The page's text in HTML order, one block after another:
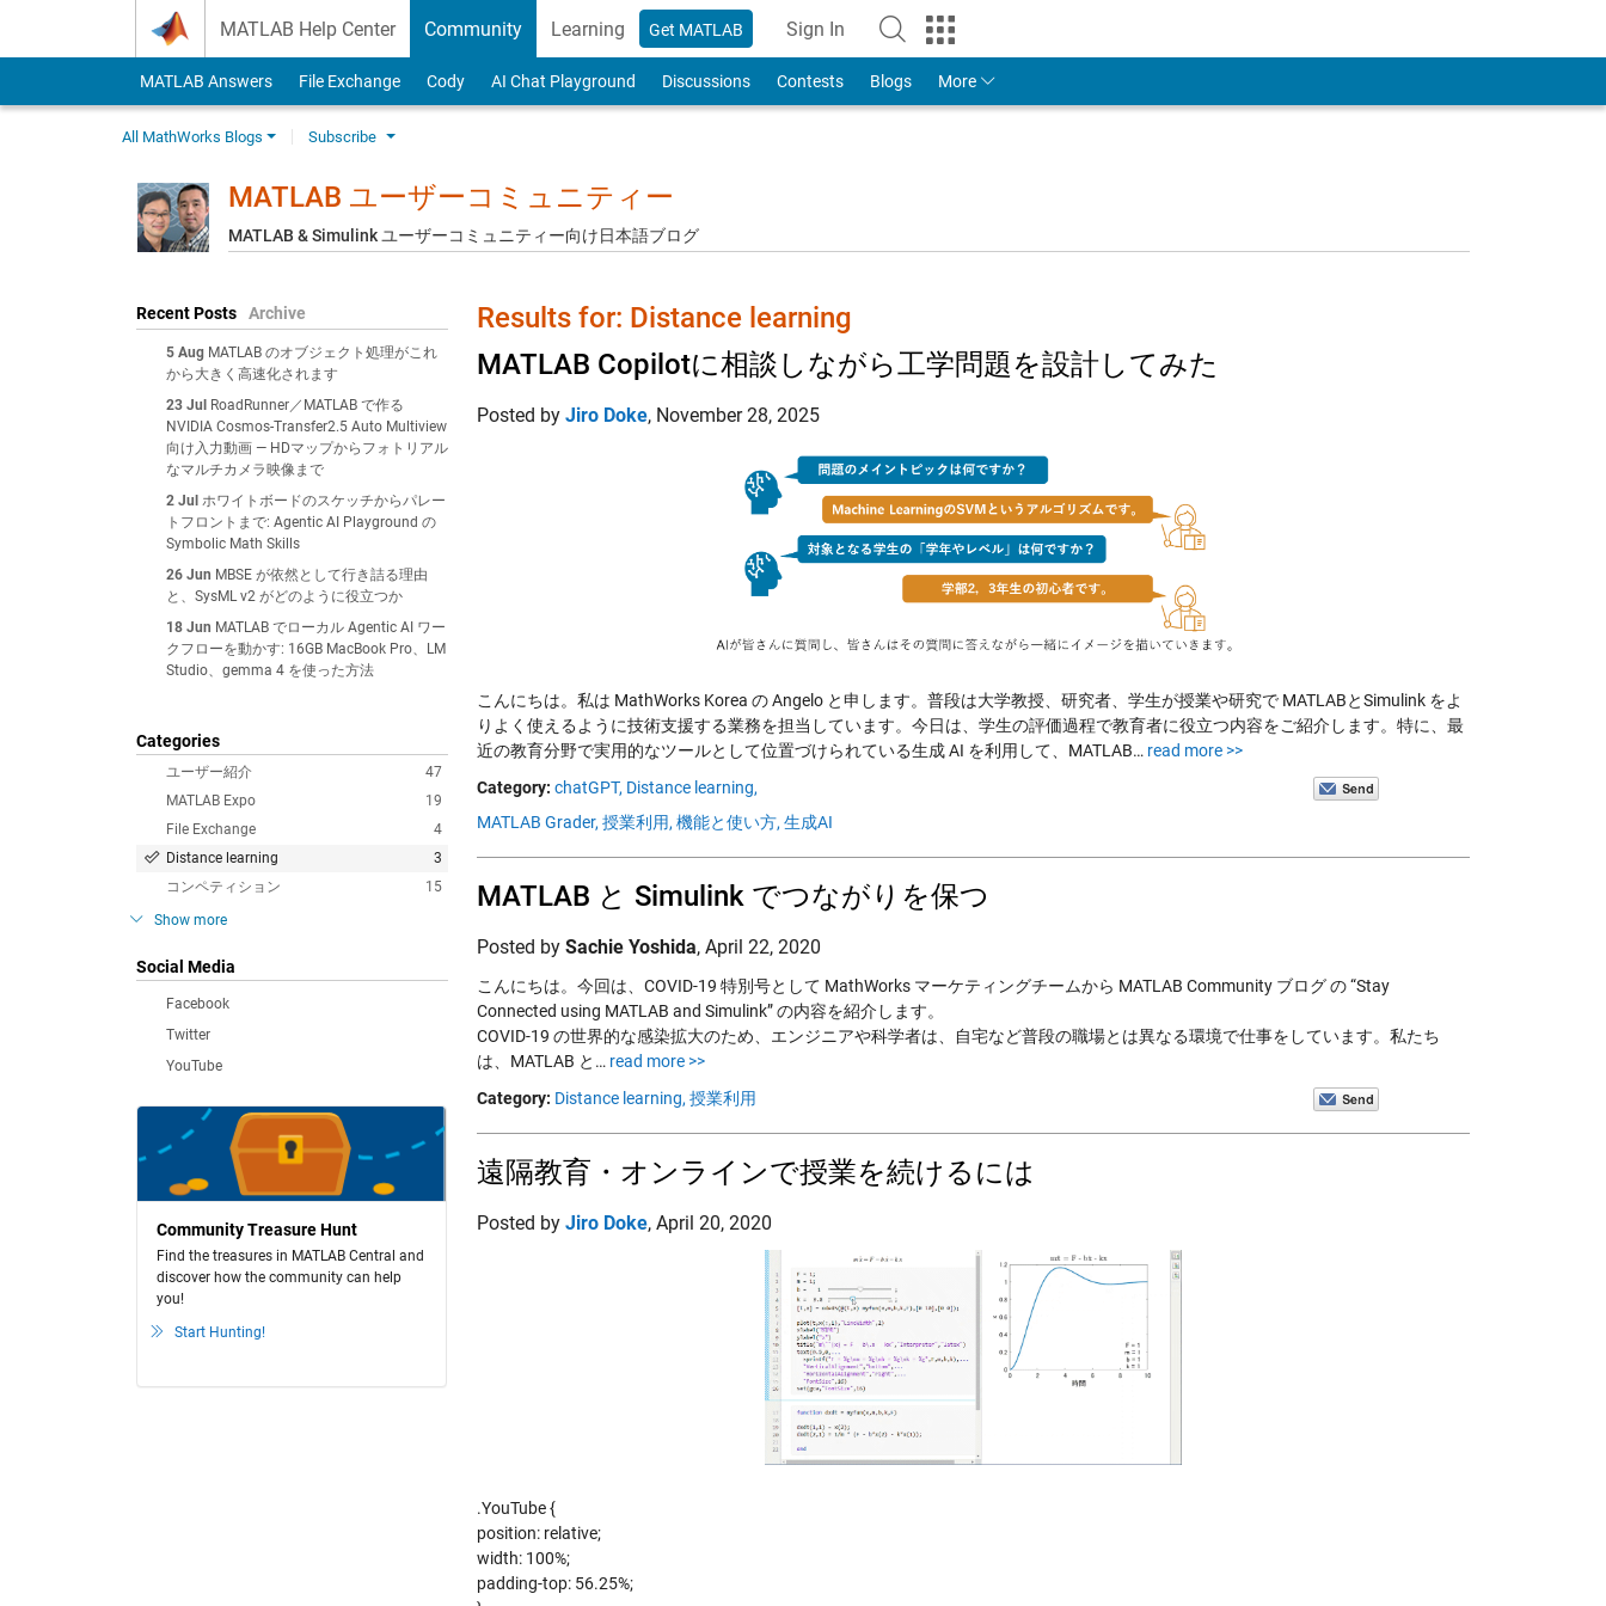
MATLAB Help Center Community Learning Get MATLAB Sign In
to Your MathWorks Account
MATLAB Answers File Exchange Cody AI Chat Playground Discussions Contests Blogs More
All MathWorks Blogs Subscribe
MATLAB ユーザーコミュニティー
MATLAB & Simulink ユーザーコミュニティー向け日本語ブログ
Recent Posts Archive
5 Aug MATLAB のオブジェクト処理がこれ
から大きく高速化されます
23 Jul
RoadRunner／MATLAB で作る
NVIDIA Cosmos-Transfer2.5 Auto Multiview
向け入力動画 — HDマップからフォトリアル
なマルチカメラ映像まで
2 Jul ホワイトボードのスケッチからパレー
トフロントまで: Agentic AI Playground の
Symbolic Math Skills
26 Jun MBSE が依然として行き詰る理由
と、SysML v2 がどのように役立つか
18 Jun MATLAB でローカル Agentic AI ワー
クフローを動かす: 16GB MacBook Pro、LM
Studio、gemma 4 を使った方法
Categories
47
ユーザー紹介
19
MATLAB Expo
4
File Exchange
3
Distance learning
15
コンペティション
Show more
Social Media
Facebook
Twitter
YouTube
Community Treasure Hunt
Find the treasures in MATLAB Central and
discover how the community can help
you!
Start Hunting!
Results for: Distance learning
MATLAB Copilotに相談しながら工学問題を設計してみた
Posted by Jiro Doke, November 28, 2025
こんにちは。私は MathWorks Korea の Angelo と申します。普段は大学教授、研究者、学生が授業や研究で MATLABとSimulink をよ
りよく使えるように技術支援する業務を担当しています。今日は、学生の評価過程で教育者に役立つ内容をご紹介します。特に、最
近の教育分野で実用的なツールとして位置づけられている生成 AI を利用して、MATLAB… read more >>
Category: chatGPT, Distance learning,
MATLAB Grader, 授業利用, 機能と使い方, 生成AI
MATLAB と Simulink でつながりを保つ
Posted by Sachie Yoshida, April 22, 2020
こんにちは。今回は、COVID-19 特別号として MathWorks マーケティングチームから MATLAB Community ブログ の “Stay
Connected using MATLAB and Simulink” の内容を紹介します。
COVID-19 の世界的な感染拡大のため、エンジニアや科学者は、自宅など普段の職場とは異なる環境で仕事をしています。私たち
は、MATLAB と… read more >>
Category: Distance learning, 授業利用
遠隔教育・オンラインで授業を続けるには
Posted by Jiro Doke, April 20, 2020
.YouTube {
position: relative;
width: 100%;
padding-top: 56.25%;